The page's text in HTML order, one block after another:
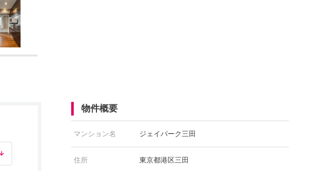
物件概要
マンション名 ジェイパーク三田
住所 東京都港区三田